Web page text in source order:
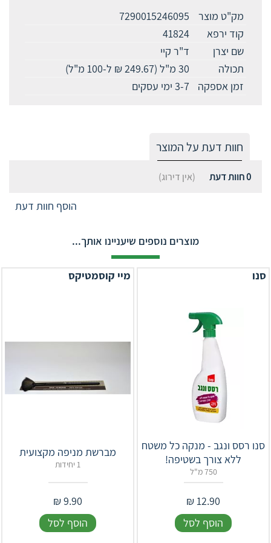
מק"ט מוצר
7290015246095
קוד ירפא
41824
שם יצרן
ד"ר קיי
תכולה
30 מ"ל (249.67 ₪ ל-100 מ"ל)
זמן אספקה
3-7 ימי עסקים
חוות דעת על המוצר
0חוות דעת (אין דירוג)
הוסף חוות דעת
מוצרים נוספים שיעניינו אותך...
סנו
סנו רסס ונגב - מנקה כל משטח
ללא צורך בשטיפה!
750 מ"ל
12.90
₪
הוסף לסל
מיי קוסמטיקס
מברשת מניפה מקצועית
1 יחידות
9.90
₪
הוסף לסל